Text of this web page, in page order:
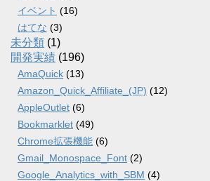
イベント (16)
はてな (3)
未分類 (1)
開発実績 (196)
AmaQuick (13)
Amazon_Quick_Affiliate_(JP) (12)
AppleOutlet (6)
Bookmarklet (49)
Chrome拡張機能 (6)
Gmail_Monospace_Font (2)
Google_Analytics_with_SBM (4)